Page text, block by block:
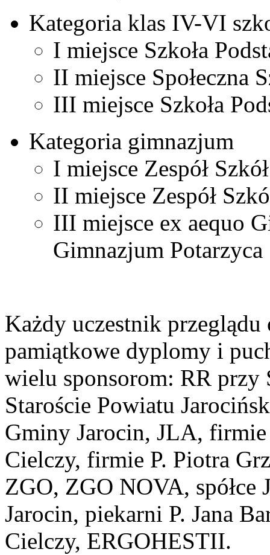
Kategoria klas IV-VI
I miejsce Szkoła
II miejsce Społeczna
III miejsce Szkoła
Kategoria gimnazjum
I miejsce Zespół
II miejsce Zespół
III miejsce ex aequo
Gimnazjum Potarzyca
Każdy uczestnik
pamiątkowe dyplomy i
wielu sponsorom: RR przy
Staroście Powiatu
Gminy Jarocin, JLA, firmie
Cielczy, firmie P. Piotra
ZGO, ZGO NOVA, spółce
Jarocin, piekarni P. Jana
Cielczy, ERGOHESTII.